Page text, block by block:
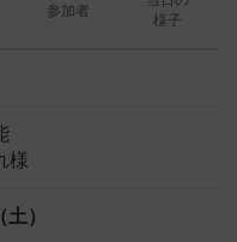
参加者
様子
様
）